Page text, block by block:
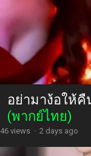
อย่ามาง้อให้
(พากย์ไทย)
46 views · 2 days ago